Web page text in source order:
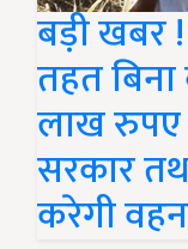
बड़ी खबर
तहत
लाख रुपए
सरकार
करेगी वहन